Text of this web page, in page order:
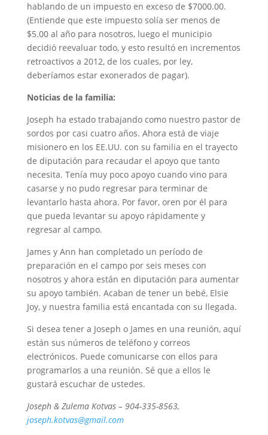
hablando de un impuesto en exceso de $7000.00.
(Entiende que este impuesto solía ser menos de
$5.00 al año para nosotros, luego el municipio
decidió reevaluar todo, y esto resultó en incrementos
retroactivos ​​a 2012, de los cuales, por ley,
deberíamos estar exonerados de pagar).
Noticias de la familia:
Joseph ha estado trabajando como nuestro pastor de
sordos por casi cuatro años. Ahora está de viaje
misionero en los EE.UU. con su familia en el trayecto
de diputación para recaudar el apoyo que tanto
necesita. Tenía muy poco apoyo cuando vino para
casarse y no pudo regresar para terminar de
levantarlo hasta ahora. Por favor, oren por él para
que pueda levantar su apoyo rápidamente y
regresar al campo.
James y Ann han completado un período de
preparación en el campo por seis meses con
nosotros y ahora están en diputación para aumentar
su apoyo también. Acaban de tener un bebé, Elsie
Joy, y nuestra familia está encantada con su llegada.
Si desea tener a Joseph o James en una reunión, aquí
están sus números de teléfono y correos
electrónicos. Puede comunicarse con ellos para
programarlos a una reunión. Sé que a ellos le
gustará escuchar de ustedes.
Joseph & Zulema Kotvas – 904-335-8563,
joseph.kotvas@gmail.com